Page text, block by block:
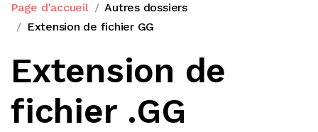
Page d'accueil
Autres dossiers
Extension de fichier GG
Extension de
fichier .GG